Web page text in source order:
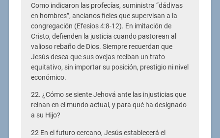
Como indicaron las profecías, suministra “dádivas
en hombres”, ancianos fieles que supervisan a la
congregación (Efesios 4:8-12). En imitación de
Cristo, defienden la justicia cuando pastorean al
valioso rebaño de Dios. Siempre recuerdan que
Jesús desea que sus ovejas reciban un trato
equitativo, sin importar su posición, prestigio ni nivel
económico.
22. ¿Cómo se siente Jehová ante las injusticias que
reinan en el mundo actual, y para qué ha designado
a su Hijo?
22 En el futuro cercano, Jesús establecerá el